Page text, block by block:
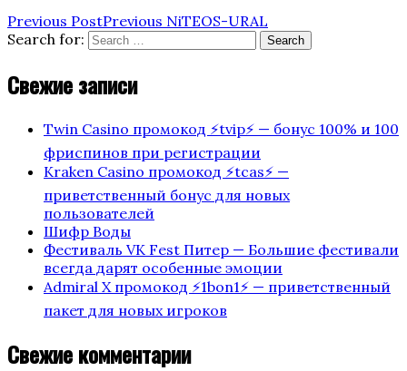
Previous PostPrevious NiTEOS-URAL
Search for:
Search
Свежие записи
Twin Casino промокод ⚡️tvip⚡️ — бонус 100% и 100
фриспинов при регистрации
Kraken Casino промокод ⚡️tcas⚡️ —
приветственный бонус для новых
пользователей
Шифр Воды
Фестиваль VK Fest Питер — Большие фестивали
всегда дарят особенные эмоции
Admiral X промокод ⚡️1bon1⚡️ — приветственный
пакет для новых игроков
Свежие комментарии